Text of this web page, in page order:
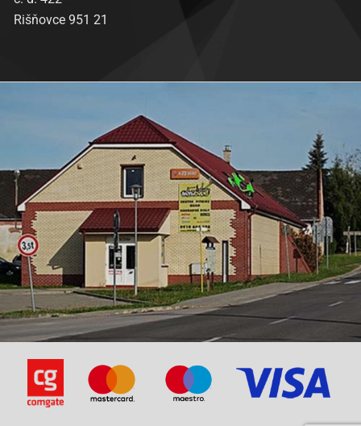
Massimo-SL150-18B 150 4T
MuZ / MZ-Moskito 125R 4T
Puma-Falcon ZN150T-18 150 4T
Puma-Juliet 150 4T
Puma-Romeo 150 4T
REX (Jinan Qingqi, Shenke)-RS 1000 125ccm
REX (Jinan Qingqi, Shenke)-RS 1100 125ccm
REX (Jinan Qingqi, Shenke)-RS 125 [QM125T-10D]
REX (Jinan Qingqi, Shenke)-RS 125 [QM125T-10H]
REX (Jinan Qingqi, Shenke)-SC 125 [QM125T-10A(A)]
REX (Jinan Qingqi, Shenke)-Speedy 125 [QM125T-10A]
Rišňovce 951 21